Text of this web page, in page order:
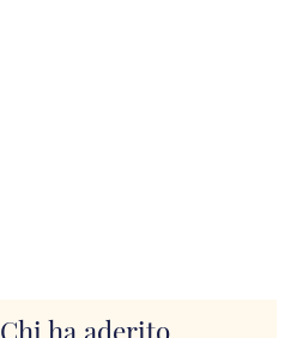
Chi ha aderito